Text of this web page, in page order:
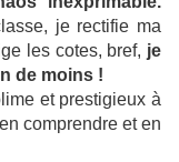
je rectifie ma
les cotes, bref, je
de moins !
et prestigieux à
comprendre et en